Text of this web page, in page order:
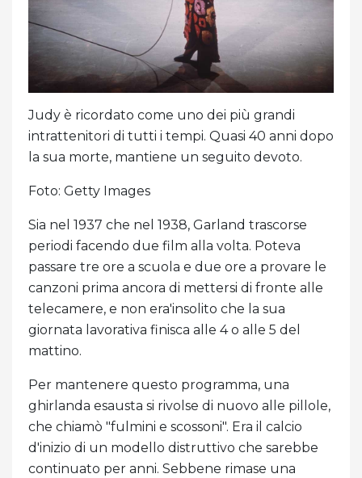
Judy è ricordato come uno dei più grandi
intrattenitori di tutti i tempi. Quasi 40 anni dopo
la sua morte, mantiene un seguito devoto.
Foto: Getty Images
Sia nel 1937 che nel 1938, Garland trascorse
periodi facendo due film alla volta. Poteva
passare tre ore a scuola e due ore a provare le
canzoni prima ancora di mettersi di fronte alle
telecamere, e non era'insolito che la sua
giornata lavorativa finisca alle 4 o alle 5 del
mattino.
Per mantenere questo programma, una
ghirlanda esausta si rivolse di nuovo alle pillole,
che chiamò "fulmini e scossoni". Era il calcio
d'inizio di un modello distruttivo che sarebbe
continuato per anni. Sebbene rimase una